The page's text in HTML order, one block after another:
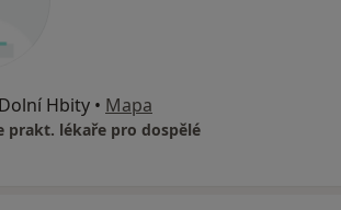
Hbity • Mapa
prakt. lékaře pro dospělé